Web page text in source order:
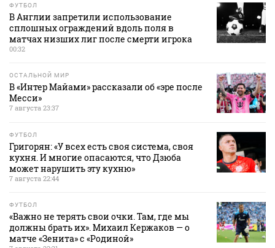
ФУТБОЛ
В Англии запретили использование
сплошных ограждений вдоль поля в
матчах низших лиг после смерти игрока
00:32
ОСТАЛЬНОЙ МИР
В «Интер Майами» рассказали об «эре после
Месси»
7 августа 23:37
ФУТБОЛ
Григорян: «У всех есть своя система, своя
кухня. И многие опасаются, что Дзюба
может нарушить эту кухню»
7 августа 22:44
ФУТБОЛ
«Важно не терять свои очки. Там, где мы
должны брать их». Михаил Кержаков — о
матче «Зенита» с «Родиной»